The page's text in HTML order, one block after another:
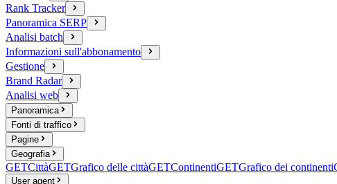
Rank Tracker
Panoramica SERP
Analisi batch
Informazioni sull'abbonamento
Gestione
Brand Radar
Analisi web
Panoramica
Fonti di traffico
Pagine
Geografia
GETCittàGETGrafico delle cittàGETContinentiGETGrafico dei continenti
User agent